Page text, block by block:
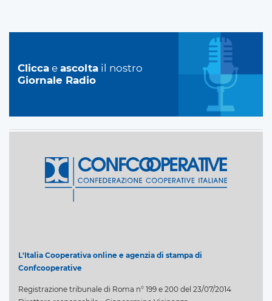
Clicca e ascolta il nostro
Giornale Radio
L'Italia Cooperativa online e agenzia di stampa di
Confcooperative
Registrazione tribunale di Roma n° 199 e 200 del 23/07/2014